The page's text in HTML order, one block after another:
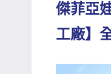
節
主
傑菲亞
工廠】